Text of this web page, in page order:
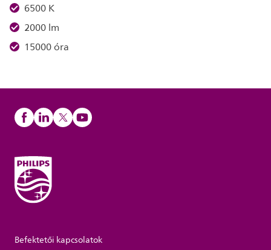
6500 K
2000 lm
15000 óra
Befektetői kapcsolatok